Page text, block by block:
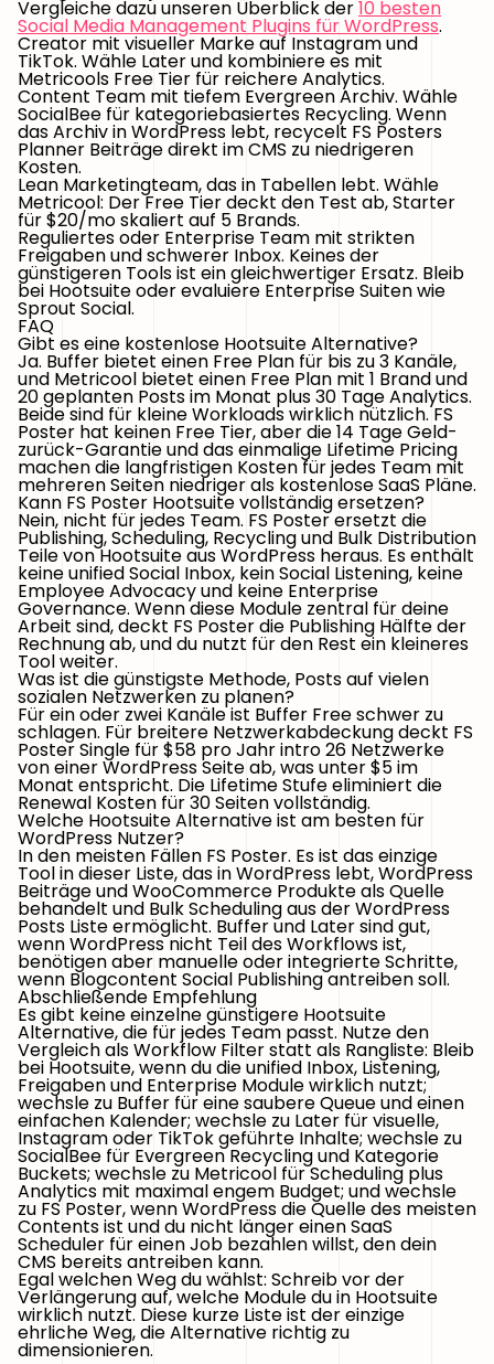
Vergleiche dazu unseren Überblick der10 besten
Social Media Management Plugins für WordPress.
Creator mit visueller Marke auf Instagram und
TikTok. Wähle Later und kombiniere es mit
Metricools Free Tier für reichere Analytics.
Content Team mit tiefem Evergreen Archiv. Wähle
SocialBee für kategoriebasiertes Recycling. Wenn
das Archiv in WordPress lebt, recycelt FS Posters
Planner Beiträge direkt im CMS zu niedrigeren
Kosten.
Lean Marketingteam, das in Tabellen lebt. Wähle
Metricool: Der Free Tier deckt den Test ab, Starter
für $20/mo skaliert auf 5 Brands.
Reguliertes oder Enterprise Team mit strikten
Freigaben und schwerer Inbox. Keines der
günstigeren Tools ist ein gleichwertiger Ersatz. Bleib
bei Hootsuite oder evaluiere Enterprise Suiten wie
Sprout Social.
FAQ
Gibt es eine kostenlose Hootsuite Alternative?
Ja. Buffer bietet einen Free Plan für bis zu 3 Kanäle,
und Metricool bietet einen Free Plan mit 1 Brand und
20 geplanten Posts im Monat plus 30 Tage Analytics.
Beide sind für kleine Workloads wirklich nützlich. FS
Poster hat keinen Free Tier, aber die 14 Tage Geld-
zurück-Garantie und das einmalige Lifetime Pricing
machen die langfristigen Kosten für jedes Team mit
mehreren Seiten niedriger als kostenlose SaaS Pläne.
Kann FS Poster Hootsuite vollständig ersetzen?
Nein, nicht für jedes Team. FS Poster ersetzt die
Publishing, Scheduling, Recycling und Bulk Distribution
Teile von Hootsuite aus WordPress heraus. Es enthält
keine unified Social Inbox, kein Social Listening, keine
Employee Advocacy und keine Enterprise
Governance. Wenn diese Module zentral für deine
Arbeit sind, deckt FS Poster die Publishing Hälfte der
Rechnung ab, und du nutzt für den Rest ein kleineres
Tool weiter.
Was ist die günstigste Methode, Posts auf vielen
sozialen Netzwerken zu planen?
Für ein oder zwei Kanäle ist Buffer Free schwer zu
schlagen. Für breitere Netzwerkabdeckung deckt FS
Poster Single für $58 pro Jahr intro 26 Netzwerke
von einer WordPress Seite ab, was unter $5 im
Monat entspricht. Die Lifetime Stufe eliminiert die
Renewal Kosten für 30 Seiten vollständig.
Welche Hootsuite Alternative ist am besten für
WordPress Nutzer?
In den meisten Fällen FS Poster. Es ist das einzige
Tool in dieser Liste, das in WordPress lebt, WordPress
Beiträge und WooCommerce Produkte als Quelle
behandelt und Bulk Scheduling aus der WordPress
Posts Liste ermöglicht. Buffer und Later sind gut,
wenn WordPress nicht Teil des Workflows ist,
benötigen aber manuelle oder integrierte Schritte,
wenn Blogcontent Social Publishing antreiben soll.
Abschließende Empfehlung
Es gibt keine einzelne günstigere Hootsuite
Alternative, die für jedes Team passt. Nutze den
Vergleich als Workflow Filter statt als Rangliste: Bleib
bei Hootsuite, wenn du die unified Inbox, Listening,
Freigaben und Enterprise Module wirklich nutzt;
wechsle zu Buffer für eine saubere Queue und einen
einfachen Kalender; wechsle zu Later für visuelle,
Instagram oder TikTok geführte Inhalte; wechsle zu
SocialBee für Evergreen Recycling und Kategorie
Buckets; wechsle zu Metricool für Scheduling plus
Analytics mit maximal engem Budget; und wechsle
zu FS Poster, wenn WordPress die Quelle des meisten
Contents ist und du nicht länger einen SaaS
Scheduler für einen Job bezahlen willst, den dein
CMS bereits antreiben kann.
Egal welchen Weg du wählst: Schreib vor der
Verlängerung auf, welche Module du in Hootsuite
wirklich nutzt. Diese kurze Liste ist der einzige
ehrliche Weg, die Alternative richtig zu
dimensionieren.